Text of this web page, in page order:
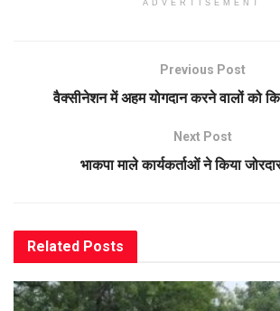
ADVERTISEMENT
Previous Post
वैक्सीनेशन में अहम योगदान करने वालों को
Next Post
भाकपा माले कार्यकर्ताओं ने किया
Related Posts